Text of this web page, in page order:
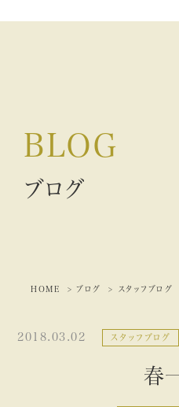
BLOG
ブログ
HOME ブログ スタッフブログ
2018.03.02 スタッフブログ
春